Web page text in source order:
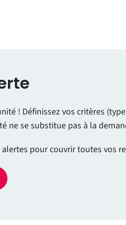
! Définissez vos critères
ne se substitue pas à la
pour couvrir toutes vos